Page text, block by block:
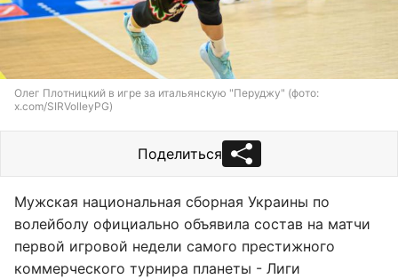
Олег Плотницкий в игре за итальянскую "Перуджу" (фото:
x.com/SIRVolleyPG)
Поделиться
Мужская национальная сборная Украины по
волейболу официально объявила состав на матчи
первой игровой недели самого престижного
коммерческого турнира планеты - Лиги